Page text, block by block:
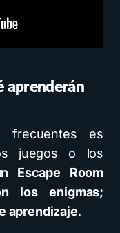
aprenderán
es
juegos o los
Escape Room
los enigmas;
aprendizaje.